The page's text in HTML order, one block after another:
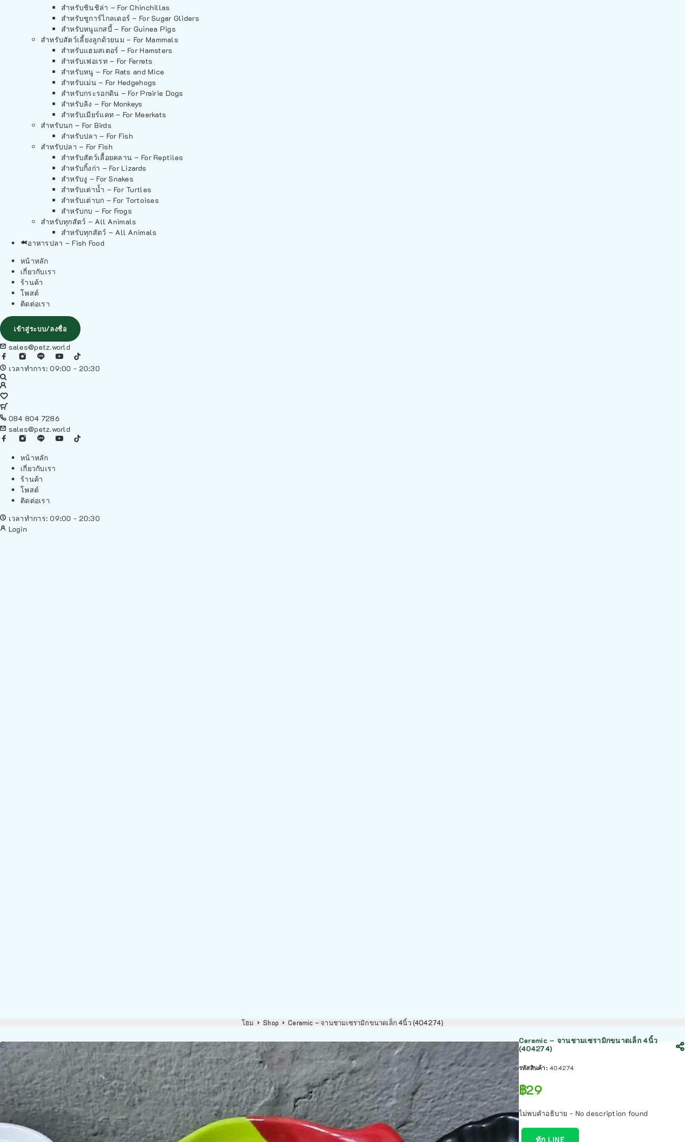
สำหรับชินชิล่า – For Chinchillas
สำหรับชูการ์ไกลเดอร์ – For Sugar Gliders
สำหรับหนูแกสบี้ – For Guinea Pigs
สำหรับสัตว์เลี้ยงลูกด้วยนม – For Mammals
สำหรับแฮมสเตอร์ – For Hamsters
สำหรับเฟอเรท – For Ferrets
สำหรับหนู – For Rats and Mice
สำหรับเม่น – For Hedgehogs
สำหรับกระรอกดิน – For Prairie Dogs
สำหรับลิง – For Monkeys
สำหรับเมียร์แคท – For Meerkats
สำหรับนก – For Birds
สำหรับปลา – For Fish
สำหรับปลา – For Fish
สำหรับสัตว์เลื้อยคลาน – For Reptiles
สำหรับกิ้งก่า – For Lizards
สำหรับงู – For Snakes
สำหรับเต่าน้ำ – For Turtles
สำหรับเต่าบก – For Tortoises
สำหรับกบ – For Frogs
สำหรับทุกสัตว์ – All Animals
สำหรับทุกสัตว์ – All Animals
อาหารปลา – Fish Food
หน้าหลัก
เกี่ยวกับเรา
ร้านค้า
โพสต์
ติดต่อเรา
เข้าสู่ระบบ/ลงชื่อ
sales@petz.world
เวลาทำการ: 09:00 - 20:30
084 804 7286
sales@petz.world
หน้าหลัก
เกี่ยวกับเรา
ร้านค้า
โพสต์
ติดต่อเรา
เวลาทำการ: 09:00 - 20:30
Login
โฮม Shop Ceramic – จานชามเซรามิกขนาดเล็ก 4นิ้ว (404274)
Ceramic – จานชามเซรามิกขนาดเล็ก 4นิ้ว
(404274)
รหัสสินค้า:404274
฿29
ไม่พบคำอธิบาย - No description found
ทัก LINE